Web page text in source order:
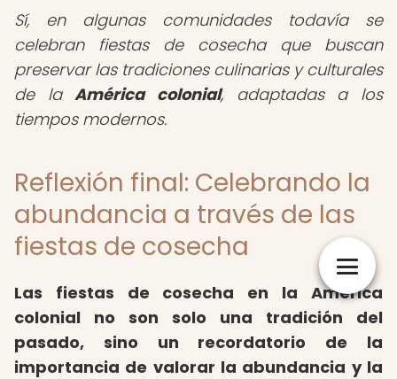
Sí, en algunas comunidades todavía se
celebran fiestas de cosecha que buscan
preservar las tradiciones culinarias y culturales
de laAmérica colonial, adaptadas a los
tiempos modernos.
Reflexión final: Celebrando la
abundancia a través de las
fiestas de cosecha
Las fiestas de cosecha en la América
colonial no son solo una tradición del
pasado, sino un recordatorio de la
importancia de valorar la abundancia y la